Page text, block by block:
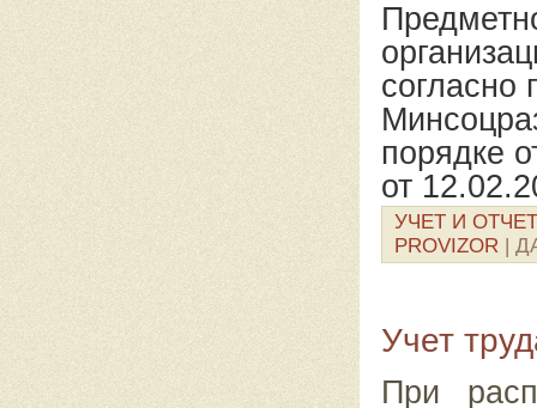
согласно
порядке
от
УЧЕТ И
PROVIZOR |
Учет
При